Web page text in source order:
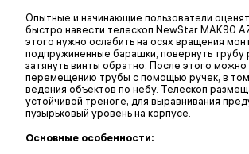
Опытные и начинающие пользователи
быстро навести телескоп NewStar MAK90
этого нужно ослабить на осях вращения
подпружиненные барашки, повернуть трубу
затянуть винты обратно. После этого можно
перемещению трубы с помощью ручек, в том
ведения объектов по небу. Телескоп
устойчивой треноге, для выравнивания
пузырьковый уровень на корпусе.
Основные особенности: